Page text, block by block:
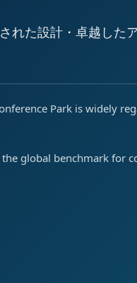
れた設計・卓越した
Park is widely
the global benchmark for